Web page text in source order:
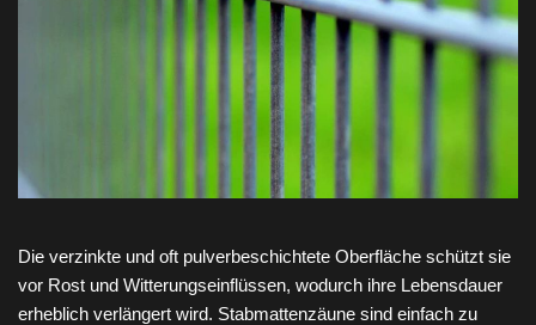
Die verzinkte und oft pulverbeschichtete Oberfläche schützt sie
vor Rost und Witterungseinflüssen, wodurch ihre Lebensdauer
erheblich verlängert wird. Stabmattenzäune sind einfach zu